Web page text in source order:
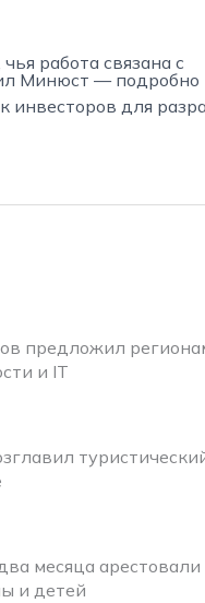
работа связана с
Минюст — подробно
инвесторов для
предложил
и IT
месяца
и детей